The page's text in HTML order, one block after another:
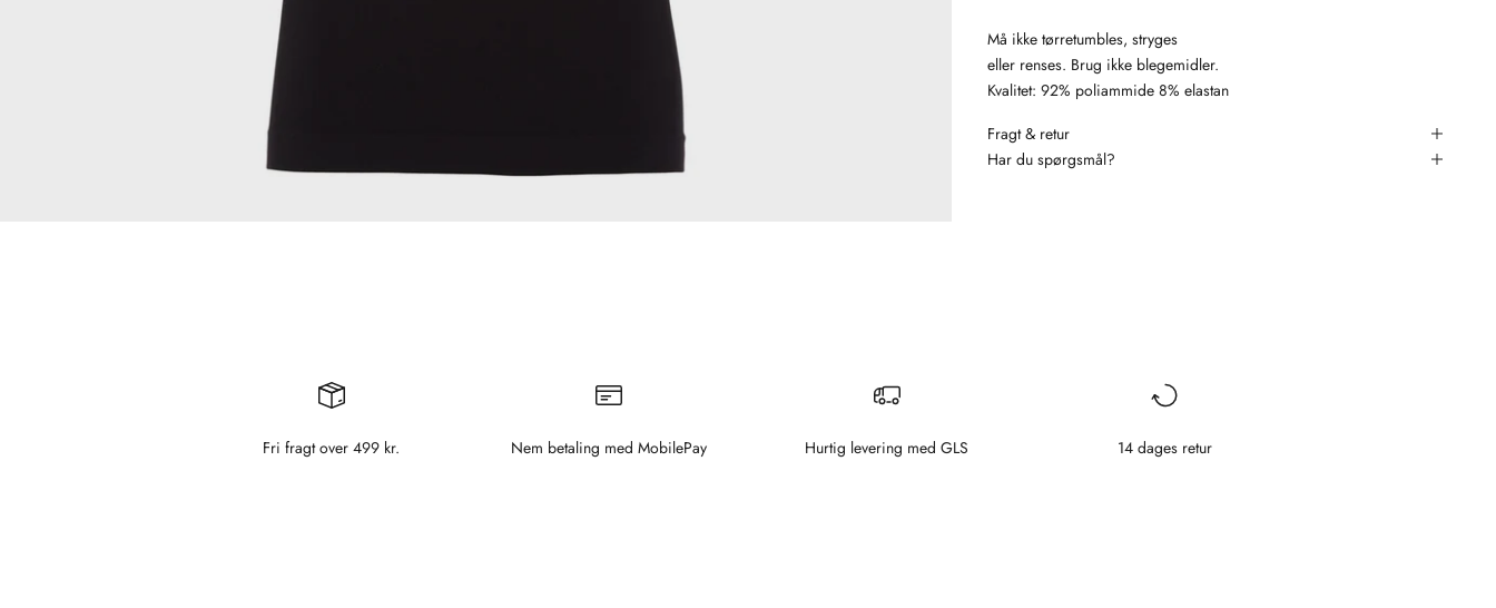
Må ikke tørretumbles, stryges
eller renses. Brug ikke blegemidler.
Kvalitet: 92% poliammide 8% elastan
Fragt & retur
Har du spørgsmål?
Fri fragt over 499 kr. Nem betaling med MobilePay Hurtig levering med GLS 14 dages retur